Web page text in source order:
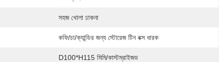
সহজ খোলা ঢাকনা
কফি/চা/ক্যান্ডির জন্য স্টোরেজ টিন বক্স ধারক
D100*H115 মিমি/কাস্টম্রাইজড